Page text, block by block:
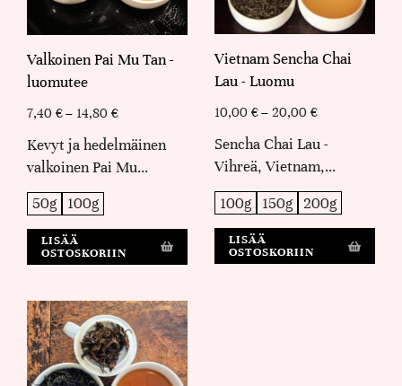
50g 100g
Valkoinen Pai Mu Tan -
luomutee
7,40 € – 14,80 €
Kevyt ja hedelmäinen
valkoinen Pai Mu…
LISÄÄ
OSTOSKORIIN
100g 150g 200g
Vietnam Sencha Chai
Lau - Luomu
10,00 € – 20,00 €
Sencha Chai Lau -
Vihreä, Vietnam,…
LISÄÄ
OSTOSKORIIN